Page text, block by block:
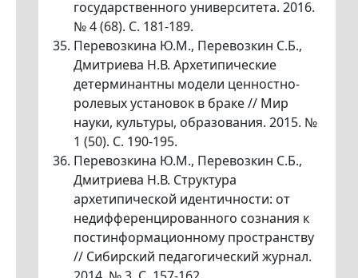
государственного университета. 2016.
№ 4 (68). С. 181-189.
Перевозкина Ю.М., Перевозкин С.Б.,
Дмитриева Н.В. Архетипические
детерминантны модели ценностно-
ролевых установок в браке // Мир
науки, культуры, образования. 2015. №
1 (50). С. 190-195.
Перевозкина Ю.М., Перевозкин С.Б.,
Дмитриева Н.В. Структура
архетипической идентичности: от
недифференцированного сознания к
постинформационному пространству
// Сибирский педагогический журнал.